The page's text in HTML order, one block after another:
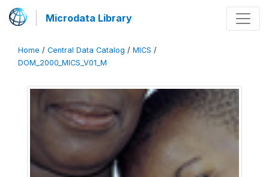
Microdata Library
Home / Central Data Catalog / MICS /
DOM_2000_MICS_V01_M